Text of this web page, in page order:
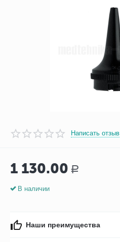
Написать отзыв
1 130.00 Р
В наличии
Наши преимущества